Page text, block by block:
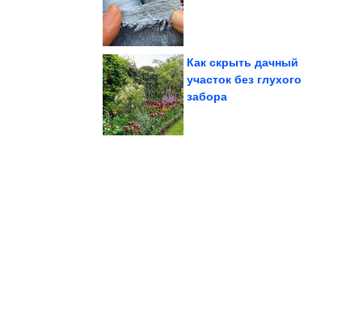
Вьетнам в
Власти собираются
cменить главу
«мусорного»
Как cкрыть дачный
участок без глухого
забора